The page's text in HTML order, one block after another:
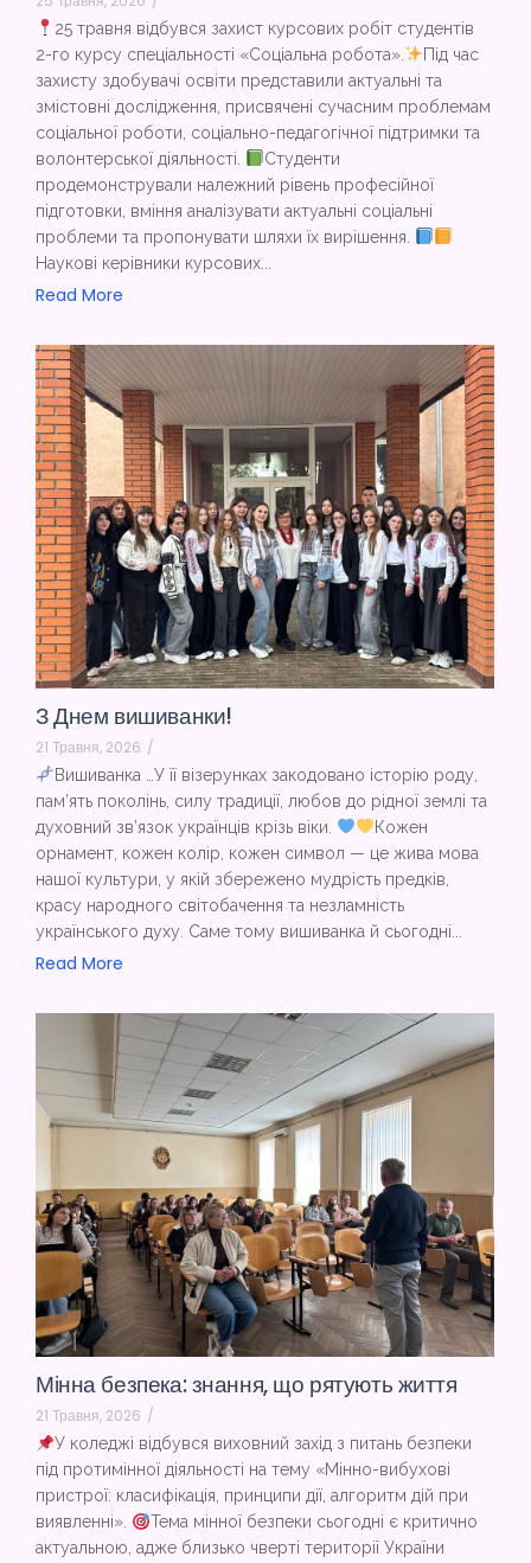
25 травня відбувся захист курсових робіт студентів
2-го курсу спеціальності «Соціальна робота».
Під час
захисту здобувачі освіти представили актуальні та
змістовні дослідження, присвячені сучасним проблемам
соціальної роботи, соціально-педагогічної підтримки та
волонтерської діяльності.
Студенти
продемонстрували належний рівень професійної
підготовки, вміння аналізувати актуальні соціальні
проблеми та пропонувати шляхи їх вирішення.
Наукові керівники курсових...
Read More
З Днем вишиванки!
21 Травня, 2026 /
Вишиванка …У її візерунках закодовано історію роду,
пам’ять поколінь, силу традиції, любов до рідної землі та
духовний зв’язок українців крізь віки.
Кожен
орнамент, кожен колір, кожен символ — це жива мова
нашої культури, у якій збережено мудрість предків,
красу народного світобачення та незламність
українського духу. Саме тому вишиванка й сьогодні...
Read More
Мінна безпека: знання, що рятують життя
21 Травня, 2026 /
У коледжі відбувся виховний захід з питань безпеки
під протимінної діяльності на тему «Мінно-вибухові
пристрої: класифікація, принципи дії, алгоритм дій при
виявленні».
Тема мінної безпеки сьогодні є критично
актуальною, адже близько чверті території України